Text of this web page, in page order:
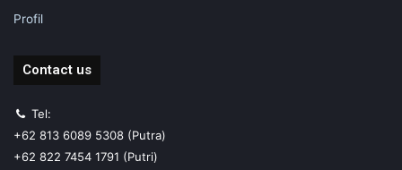
Profil
Contact us
Tel:
+62 813 6089 5308 (Putra)
+62 822 7454 1791 (Putri)